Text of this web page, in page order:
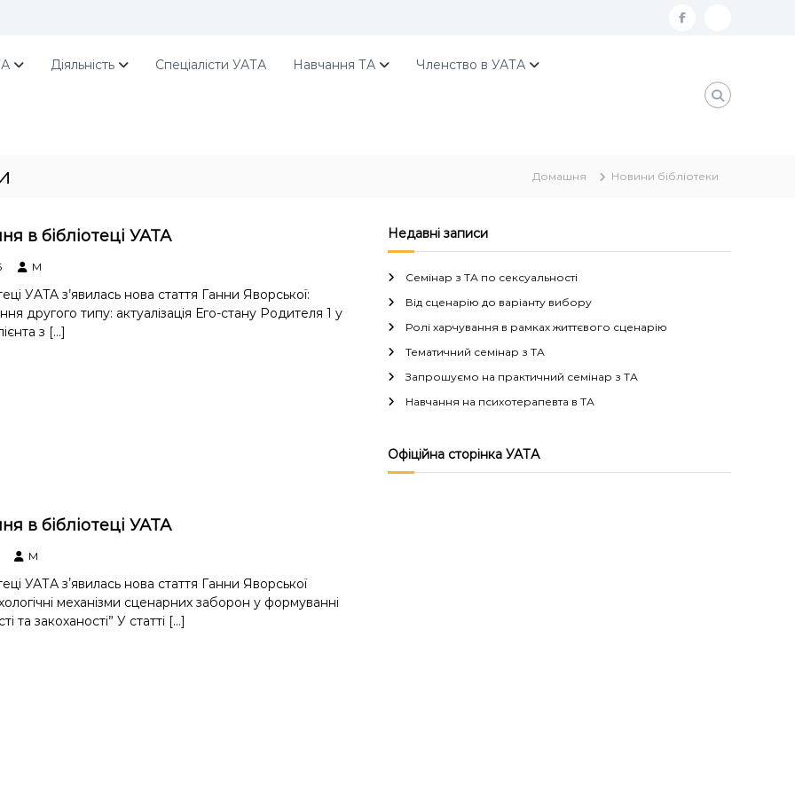
f
o
т
т
А
Діяльність Спеціалісти УАТА Навчання ТА Членство в УАТА
Домашня Новини бібліотеки
в бібліотеці УАТА
M
УATA з’явилась нова стаття Ганни Яворської:
другого типу: актуалізація Его-стану Родителя 1 у
з […]
в бібліотеці УАТА
M
УАТА зʼявилась нова стаття Ганни Яворської
механізми сценарних заборон у формуванні
та закоханості” У статті […]
Недавні записи
Семінар з ТА по сексуальності
Від сценарію до варіанту вибору
Ролі харчування в рамках життєвого сценарію
Тематичний семінар з ТА
Запрошуємо на практичний семінар з ТА
Навчання на психотерапевта в ТА
Офіційна сторінка УАТА